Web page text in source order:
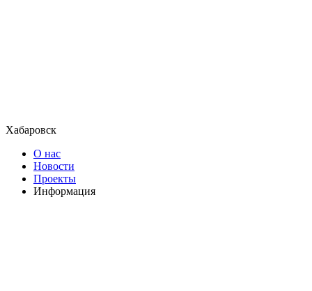
Хабаровск
О нас
Новости
Проекты
Информация